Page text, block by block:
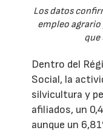
Los datos
empleo agrario
que
Dentro del
Social, la
silvicultura y
afiliados, un
aunque un